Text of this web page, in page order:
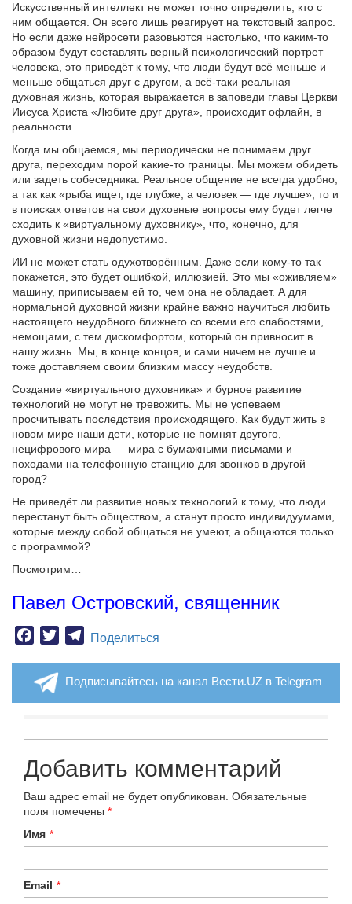
Искусственный интеллект не может точно определить, кто с
ним общается. Он всего лишь реагирует на текстовый запрос.
Но если даже нейросети разовьются настолько, что каким-то
образом будут составлять верный психологический портрет
человека, это приведёт к тому, что люди будут всё меньше и
меньше общаться друг с другом, а всё-таки реальная
духовная жизнь, которая выражается в заповеди главы Церкви
Иисуса Христа «Любите друг друга», происходит офлайн, в
реальности.
Когда мы общаемся, мы периодически не понимаем друг
друга, переходим порой какие-то границы. Мы можем обидеть
или задеть собеседника. Реальное общение не всегда удобно,
а так как «рыба ищет, где глубже, а человек — где лучше», то и
в поисках ответов на свои духовные вопросы ему будет легче
сходить к «виртуальному духовнику», что, конечно, для
духовной жизни недопустимо.
ИИ не может стать одухотворённым. Даже если кому-то так
покажется, это будет ошибкой, иллюзией. Это мы «оживляем»
машину, приписываем ей то, чем она не обладает. А для
нормальной духовной жизни крайне важно научиться любить
настоящего неудобного ближнего со всеми его слабостями,
немощами, с тем дискомфортом, который он привносит в
нашу жизнь. Мы, в конце концов, и сами ничем не лучше и
тоже доставляем своим близким массу неудобств.
Создание «виртуального духовника» и бурное развитие
технологий не могут не тревожить. Мы не успеваем
просчитывать последствия происходящего. Как будут жить в
новом мире наши дети, которые не помнят другого,
нецифрового мира — мира с бумажными письмами и
походами на телефонную станцию для звонков в другой
город?
Не приведёт ли развитие новых технологий к тому, что люди
перестанут быть обществом, а станут просто индивидуумами,
которые между собой общаться не умеют, а общаются только
с программой?
Посмотрим…
Павел Островский, священник
Facebook
TwitterTelegram
Поделиться
Подписывайтесь на канал Вести.UZ в Telegram
Добавить комментарий
Ваш адрес email не будет опубликован. Обязательные
поля помечены *
Имя *
Email *